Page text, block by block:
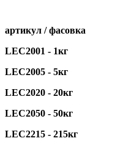
артикул / фасовка
LEC2001 - 1кг
LEC2005 - 5кг
LEC2020 - 20кг
LEC2050 - 50кг
LEC2215 - 215кг